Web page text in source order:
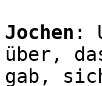
Jochen :
über,
gab,